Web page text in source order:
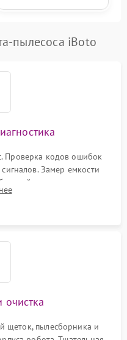
пылесоса iBoto
Проверка кодов ошибок
Замер емкости
станции зарядки.
и датчиков падения для
очистка
щеток, пылесборника и